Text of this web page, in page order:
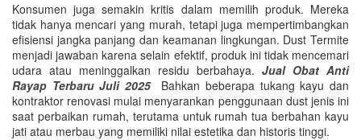
Konsumen juga semakin kritis dalam memilih produk. Mereka
tidak hanya mencari yang murah, tetapi juga mempertimbangkan
efisiensi jangka panjang dan keamanan lingkungan. Dust Termite
menjadi jawaban karena selain efektif, produk ini tidak mencemari
udara atau meninggalkan residu berbahaya. Jual Obat Anti
Rayap Terbaru Juli 2025Bahkan beberapa tukang kayu dan
kontraktor renovasi mulai menyarankan penggunaan dust jenis ini
saat perbaikan rumah, terutama untuk rumah tua berbahan kayu
jati atau merbau yang memiliki nilai estetika dan historis tinggi.